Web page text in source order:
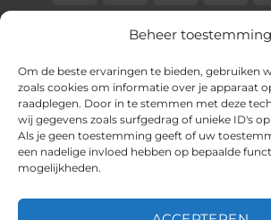
Beheer toestemming
Om de beste ervaringen te bieden, gebruiken
zoals cookies om informatie over je apparaat
raadplegen. Door in te stemmen met deze
wij gegevens zoals surfgedrag of unieke ID's
Als je geen toestemming geeft of uw
een nadelige invloed hebben op bepaalde
mogelijkheden.
Pay
Wallet
CONTACT